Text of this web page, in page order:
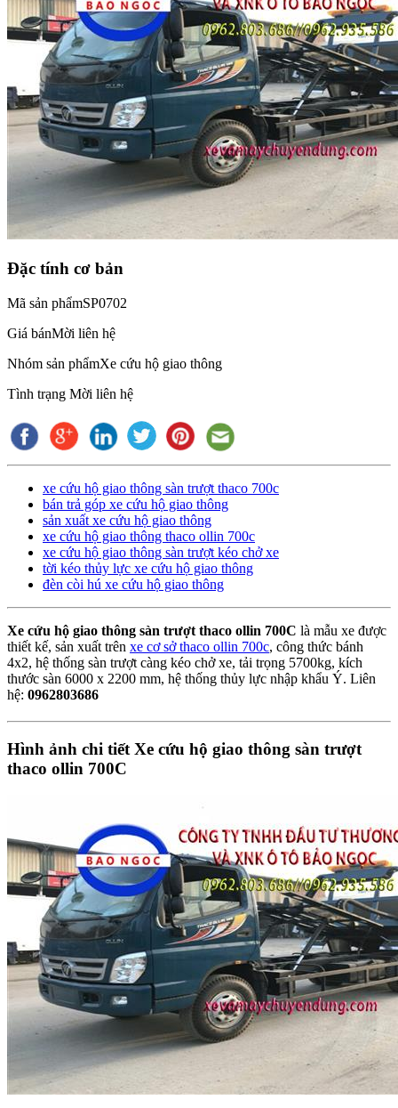
Đặc tính cơ bản
Mã sản phẩmSP0702
Giá bánMời liên hệ
Nhóm sản phẩmXe cứu hộ giao thông
Tình trạng Mời liên hệ
xe cứu hộ giao thông sàn trượt thaco 700c
bán trả góp xe cứu hộ giao thông
sản xuất xe cứu hộ giao thông
xe cứu hộ giao thông thaco ollin 700c
xe cứu hộ giao thông sàn trượt kéo chở xe
tời kéo thủy lực xe cứu hộ giao thông
đèn còi hú xe cứu hộ giao thông
Xe cứu hộ giao thông sàn trượt thaco ollin 700C là mẫu xe được
thiết kế, sản xuất trên xe cơ sở thaco ollin 700c, công thức bánh
4x2, hệ thống sàn trượt càng kéo chở xe, tải trọng 5700kg, kích
thước sàn 6000 x 2200 mm, hệ thống thủy lực nhập khẩu Ý. Liên
hệ: 0962803686
Hình ảnh chi tiết Xe cứu hộ giao thông sàn trượt
thaco ollin 700C